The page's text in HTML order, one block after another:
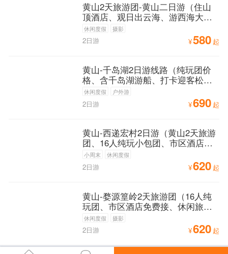
黄山2天旅游团-黄山二日游（住山
顶酒店、观日出云海、游西海大峡
谷、大团小团任选
休闲度假 摄影
¥580 起
2日游
黄山-千岛湖2日游线路（纯玩团价
格、含千岛湖游船、打卡迎客松、
梅峰岛）
休闲度假 户外游
¥690 起
2日游
黄山-西递宏村2日游（黄山2天旅游
团、16人纯玩小包团、市区酒店可
免费接送）
小周末 休闲度假
¥620 起
2日游
黄山-婺源篁岭2天旅游团（16人纯
玩团、市区酒店免费接、休闲旅游
路线）
休闲度假 摄影
¥620 起
2日游